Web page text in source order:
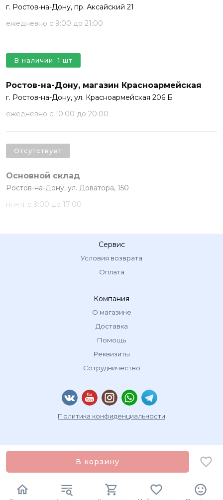
В корзину
г. Ростов-на-Дону, пр. Аксайский 21
ежедневно с 9:00 до 21:00
Ростов-на-Дону, магазин Красноармейская
г. Ростов-на-Дону, ул. Красноармейская 206 Б
ежедневно с 10:00 до 20:00
В наличии: 1 шт
Основной склад
Ростов-на-Дону, ул. Доватора, 150
пн-пт с 9:00 до 17:00
Отсутствует
Сервис
Условия возврата
Оплата
Компания
О магазине
Доставка
Помощь
Реквизиты
Сотрудничество
Политика конфиденциальности